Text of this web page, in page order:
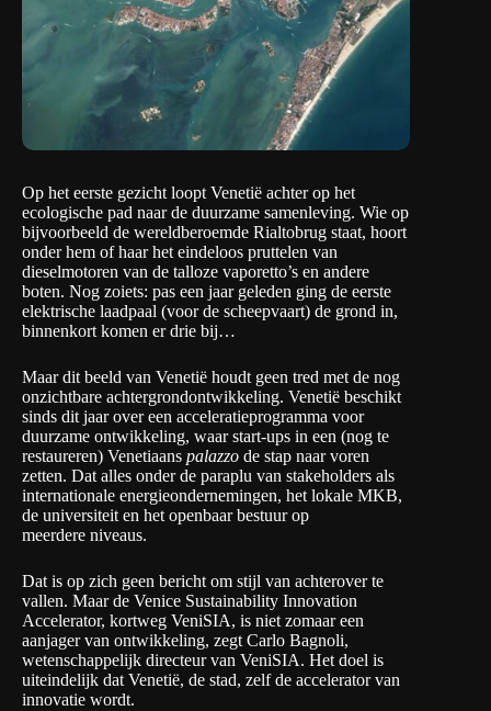
Op het eerste gezicht loopt Venetië achter op het
ecologische pad naar de duurzame samenleving. Wie op
bijvoorbeeld de wereldberoemde Rialtobrug staat, hoort
onder hem of haar het eindeloos pruttelen van
dieselmotoren van de talloze vaporetto’s en andere
boten. Nog zoiets: pas een jaar geleden ging de eerste
elektrische laadpaal (voor de scheepvaart) de grond in,
binnenkort komen er drie bij…
Maar dit beeld van Venetië houdt geen tred met de nog
onzichtbare achtergrondontwikkeling. Venetië beschikt
sinds dit jaar over een acceleratieprogramma voor
duurzame ontwikkeling, waar start-ups in een (nog te
restaureren) Venetiaans palazzo de stap naar voren
zetten. Dat alles onder de paraplu van stakeholders als
internationale energieondernemingen, het lokale MKB,
de universiteit en het openbaar bestuur op
meerdere niveaus.
Dat is op zich geen bericht om stijl van achterover te
vallen. Maar de Venice Sustainability Innovation
Accelerator, kortweg VeniSIA, is niet zomaar een
aanjager van ontwikkeling, zegt Carlo Bagnoli,
wetenschappelijk directeur van VeniSIA. Het doel is
uiteindelijk dat Venetië, de stad, zelf de accelerator van
innovatie wordt.